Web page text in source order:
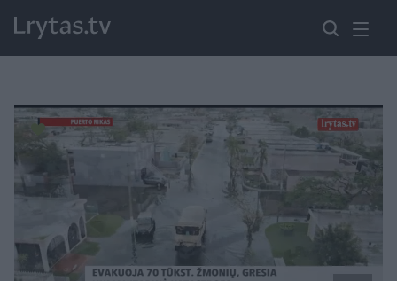
Paremkite Ukrainą